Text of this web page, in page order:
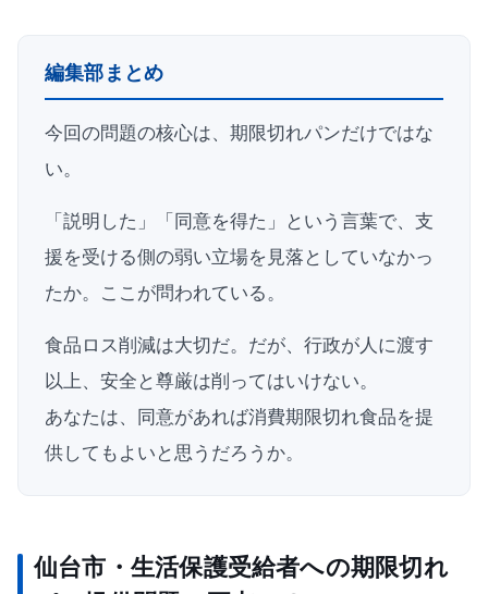
編集部まとめ
今回の問題の核心は、期限切れパンだけではな
い。
「説明した」「同意を得た」という言葉で、支
援を受ける側の弱い立場を見落としていなかっ
たか。ここが問われている。
食品ロス削減は大切だ。だが、行政が人に渡す
以上、安全と尊厳は削ってはいけない。
あなたは、同意があれば消費期限切れ食品を提
供してもよいと思うだろうか。
仙台市・生活保護受給者への期限切れ